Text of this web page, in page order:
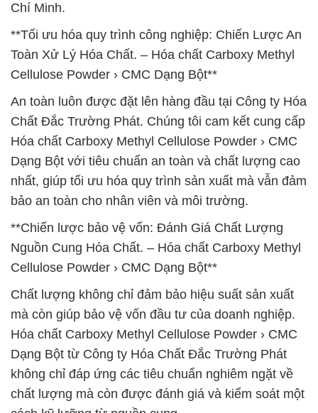
Chí Minh.
**Tối ưu hóa quy trình công nghiệp: Chiến Lược An
Toàn Xử Lý Hóa Chất. – Hóa chất Carboxy Methyl
Cellulose Powder › CMC Dạng Bột**
An toàn luôn được đặt lên hàng đầu tại Công ty Hóa
Chất Đắc Trường Phát. Chúng tôi cam kết cung cấp
Hóa chất Carboxy Methyl Cellulose Powder › CMC
Dạng Bột với tiêu chuẩn an toàn và chất lượng cao
nhất, giúp tối ưu hóa quy trình sản xuất mà vẫn đảm
bảo an toàn cho nhân viên và môi trường.
**Chiến lược bảo vệ vốn: Đánh Giá Chất Lượng
Nguồn Cung Hóa Chất. – Hóa chất Carboxy Methyl
Cellulose Powder › CMC Dạng Bột**
Chất lượng không chỉ đảm bảo hiệu suất sản xuất
mà còn giúp bảo vệ vốn đầu tư của doanh nghiệp.
Hóa chất Carboxy Methyl Cellulose Powder › CMC
Dạng Bột từ Công ty Hóa Chất Đắc Trường Phát
không chỉ đáp ứng các tiêu chuẩn nghiêm ngặt về
chất lượng mà còn được đánh giá và kiểm soát một